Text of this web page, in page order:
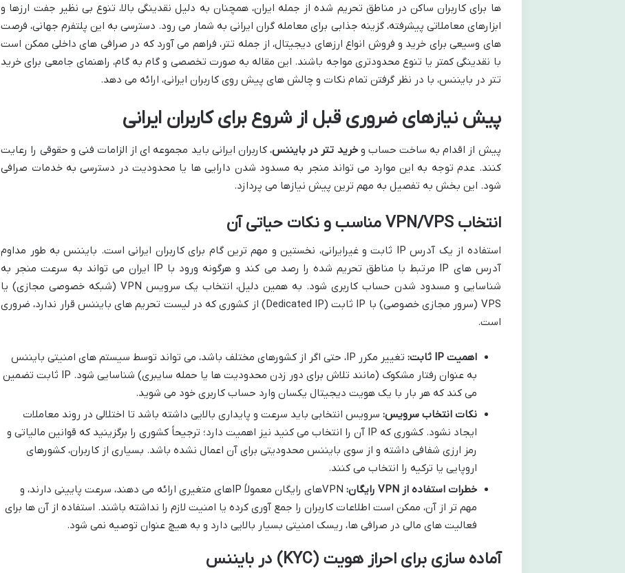
ها برای کاربران ساکن در مناطق تحریم شده از جمله ایران، همچنان به دلیل نقدینگی بالا، تنوع بی نظیر جفت ارزها و
ابزارهای معاملاتی پیشرفته، گزینه جذابی برای معامله گران ایرانی به شمار می رود. دسترسی به این پلتفرم جهانی، فرصت
های وسیعی برای خرید و فروش انواع ارزهای دیجیتال، از جمله تتر، فراهم می آورد که در صرافی های داخلی ممکن است
با نقدینگی کمتر یا تنوع محدودتری مواجه باشند. این مقاله به صورت تخصصی و گام به گام، راهنمای جامعی برای خرید
تتر در بایننس، با در نظر گرفتن تمام نکات و چالش های پیش روی کاربران ایرانی، ارائه می دهد.
پیش نیازهای ضروری قبل از شروع برای کاربران ایرانی
پیش از اقدام به ساخت حساب وخرید تتر در بایننس، کاربران ایرانی باید مجموعه ای از الزامات فنی و حقوقی را رعایت
کنند. عدم توجه به این موارد می تواند منجر به مسدود شدن دارایی ها یا محدودیت در دسترسی به خدمات صرافی
شود. این بخش به تفصیل به مهم ترین پیش نیازها می پردازد.
انتخاب VPN/VPS مناسب و نکات حیاتی آن
استفاده از یک آدرس IP ثابت و غیرایرانی، نخستین و مهم ترین گام برای کاربران ایرانی است. بایننس به طور مداوم
آدرس های IP مرتبط با مناطق تحریم شده را رصد می کند و هرگونه ورود با IP ایران می تواند به سرعت منجر به
شناسایی و مسدود شدن حساب کاربری شود. به همین دلیل، انتخاب یک سرویس VPN (شبکه خصوصی مجازی) یا
VPS (سرور مجازی خصوصی) با IP ثابت (Dedicated IP) از کشوری که در لیست تحریم های بایننس قرار ندارد، ضروری
است.
اهمیت IP ثابت:
تغییر مکرر IP، حتی اگر از کشورهای مختلف باشد، می تواند توسط سیستم های امنیتی بایننس
به عنوان رفتار مشکوک (مانند تلاش برای دور زدن محدودیت ها یا حمله سایبری) شناسایی شود. IP ثابت تضمین
می کند که هر بار با یک هویت دیجیتال یکسان وارد حساب کاربری خود می شوید.
نکات انتخاب سرویس: سرویس انتخابی باید سرعت و پایداری بالایی داشته باشد تا اختلالی در روند معاملات
ایجاد نشود. کشوری که IP آن را انتخاب می کنید نیز اهمیت دارد؛ ترجیحاً کشوری را برگزینید که قوانین مالیاتی و
رمز ارزی شفافی داشته و از سوی بایننس محدودیتی برای آن اعمال نشده باشد. بسیاری از کاربران، کشورهای
اروپایی یا ترکیه را انتخاب می کنند.
خطرات استفاده از VPN رایگان:
VPNهای رایگان معمولاً IPهای متغیری ارائه می دهند، سرعت پایینی دارند، و
مهم تر از آن، ممکن است اطلاعات کاربران را جمع آوری کرده یا امنیت لازم را نداشته باشند. استفاده از آن ها برای
فعالیت های مالی در صرافی ها، ریسک امنیتی بسیار بالایی دارد و به هیچ عنوان توصیه نمی شود.
آماده سازی برای احراز هویت (KYC) در بایننس